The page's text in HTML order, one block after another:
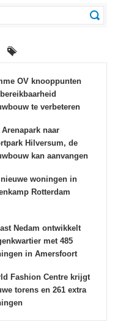
OV knooppunten
te verbeteren
Arenapark naar
Hilversum, de
kan aanvangen
nieuwe woningen in
Rotterdam
Nedam ontwikkelt
met 485
in Amersfoort
Fashion Centre krijgt
torens en 261 extra